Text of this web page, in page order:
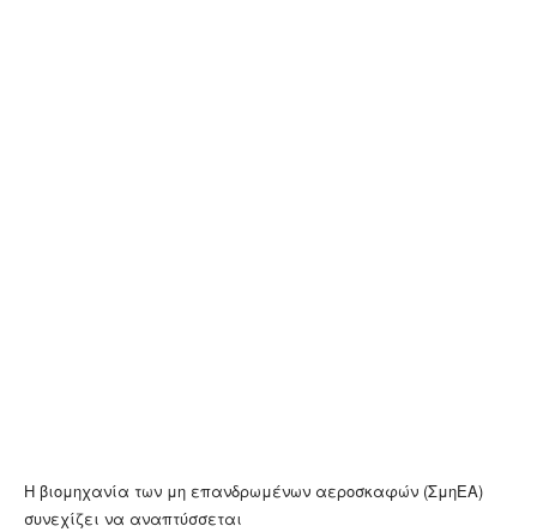
Η βιομηχανία των μη επανδρωμένων αεροσκαφών (ΣμηΕΑ)
συνεχίζει να αναπτύσσεται